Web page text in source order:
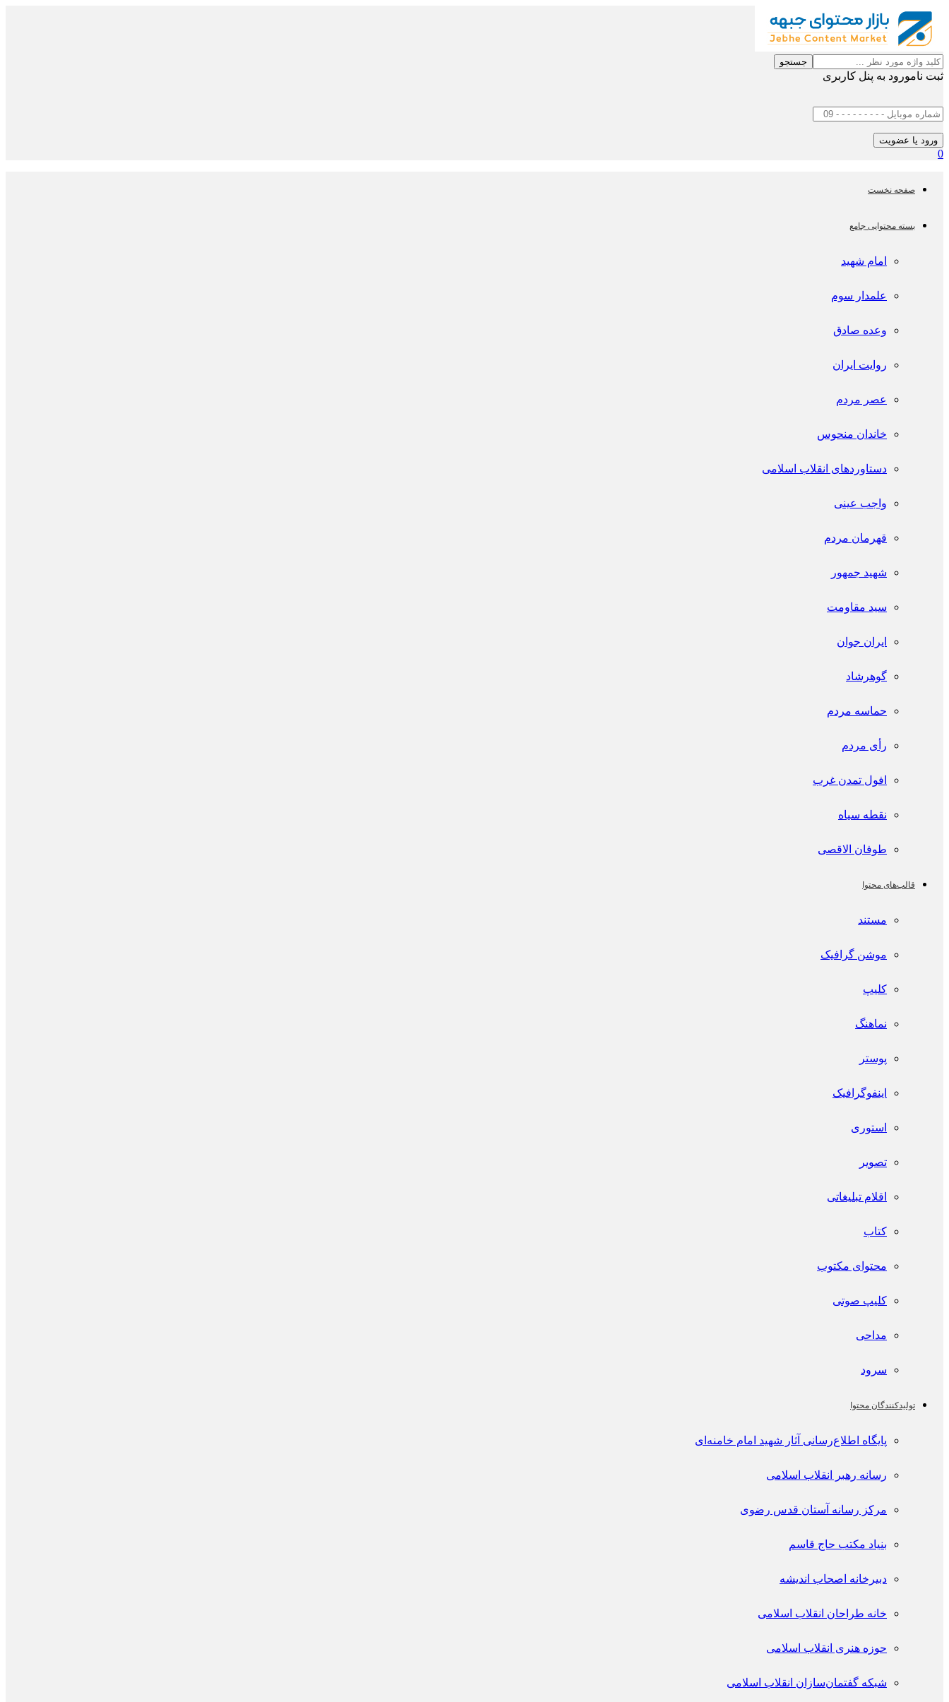
جستجو
ثبت نامورود به پنل کاربری
0
صفحه نخست
بسته محتوایی جامع
امام شهید
علمدار سوم
وعده صادق
روایت ایران
عصر مردم
خاندان منحوس
دستاوردهای انقلاب اسلامی
واجب عینی
قهرمان مردم
شهید جمهور
سید مقاومت
ایران جوان
گوهرشاد
حماسه مردم
رأی مردم
افول تمدن غرب
نقطه سیاه
طوفان الاقصی
قالب‌های محتوا
مستند
موشن گرافیک
کلیپ
نماهنگ
پوستر
اینفو‌گرافیک
استوری
تصویر
اقلام تبلیغاتی
کتاب
محتوای مکتوب
کلیپ صوتی
مداحی
سرود
تولیدکنندگان محتوا
پايگاه اطلاع‌رسانی آثار شهید امام خامنه‌ای
رسانه رهبر انقلاب اسلامی
مرکز رسانه آستان قدس رضوی
بنیاد مکتب حاج قاسم
دبیرخانه اصحاب اندیشه
خانه طراحان انقلاب اسلامی
حوزه هنری انقلاب اسلامی
شبکه گفتمان‌سازان انقلاب اسلامی